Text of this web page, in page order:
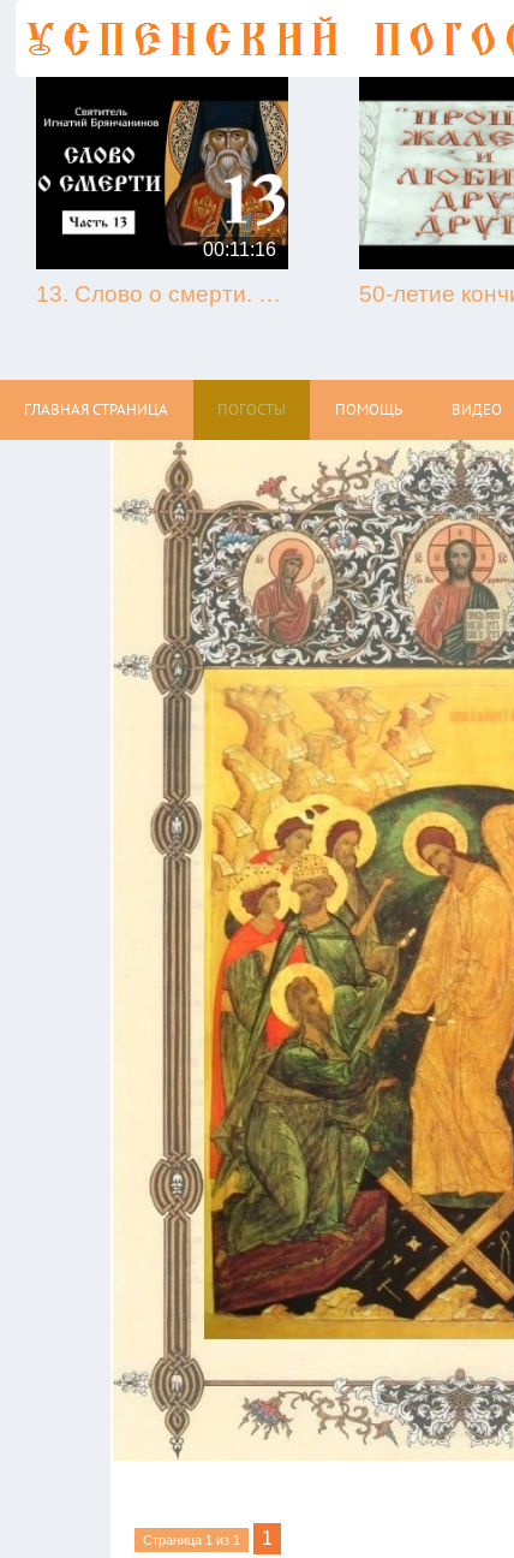
00:11:16
13. Слово о смерти. Игнатий Брянчанинов.
ГЛАВНАЯ СТРАНИЦА ПОГОСТЫ ПОМОЩЬ ВИДЕО
Страница 1 из 1 1